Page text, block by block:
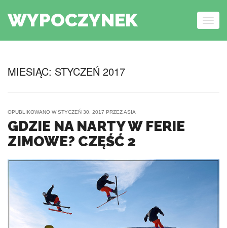
WYPOCZYNEK
MIESIĄC: STYCZEŃ 2017
OPUBLIKOWANO WSTYCZEŃ 30, 2017 PRZEZASIA
GDZIE NA NARTY W FERIE
ZIMOWE? CZĘŚĆ 2